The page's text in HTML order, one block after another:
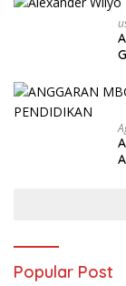
Popular Post